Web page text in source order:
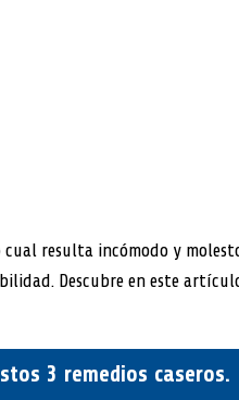
cual resulta incómodo y
Descubre en este
3 remedios caseros.